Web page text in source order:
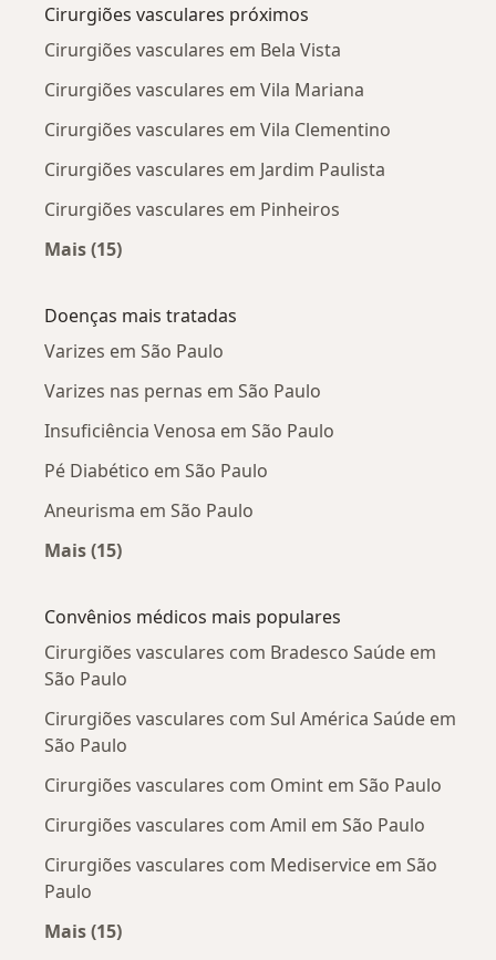
Cirurgiões vasculares próximos
Cirurgiões vasculares em Bela Vista
Cirurgiões vasculares em Vila Mariana
Cirurgiões vasculares em Vila Clementino
Cirurgiões vasculares em Jardim Paulista
Cirurgiões vasculares em Pinheiros
Mais (15)
Doenças mais tratadas
Varizes em São Paulo
Varizes nas pernas em São Paulo
Insuficiência Venosa em São Paulo
Pé Diabético em São Paulo
Aneurisma em São Paulo
Mais (15)
Convênios médicos mais populares
Cirurgiões vasculares com Bradesco Saúde em
São Paulo
Cirurgiões vasculares com Sul América Saúde em
São Paulo
Cirurgiões vasculares com Omint em São Paulo
Cirurgiões vasculares com Amil em São Paulo
Cirurgiões vasculares com Mediservice em São
Paulo
Mais (15)